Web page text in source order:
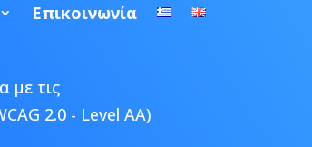
Επικοινωνία
με τις
2.0 - Level AA)